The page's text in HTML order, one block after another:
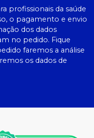
profissionais da saúde
o pagamento e envio
dos dados
no pedido. Fique
faremos a análise
os dados de